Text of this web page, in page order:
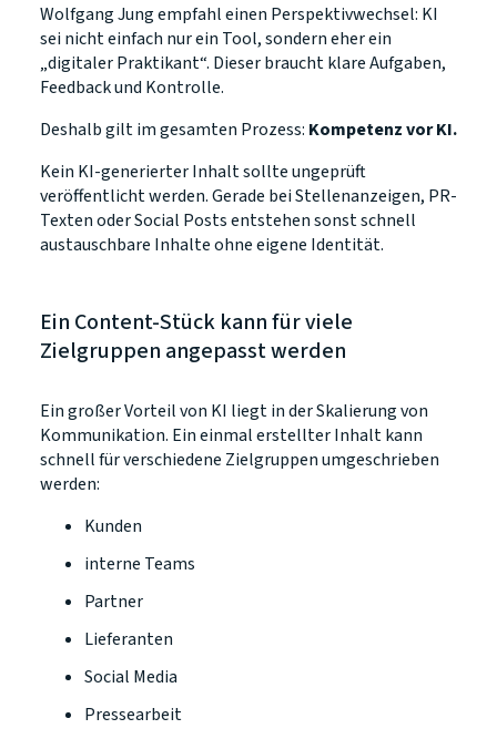
Wolfgang Jung empfahl einen Perspektivwechsel: KI
sei nicht einfach nur ein Tool, sondern eher ein
„digitaler Praktikant“. Dieser braucht klare Aufgaben,
Feedback und Kontrolle.
Deshalb gilt im gesamten Prozess: Kompetenz vor KI.
Kein KI-generierter Inhalt sollte ungeprüft
veröffentlicht werden. Gerade bei Stellenanzeigen, PR-
Texten oder Social Posts entstehen sonst schnell
austauschbare Inhalte ohne eigene Identität.
Ein Content-Stück kann für viele
Zielgruppen angepasst werden
Ein großer Vorteil von KI liegt in der Skalierung von
Kommunikation. Ein einmal erstellter Inhalt kann
schnell für verschiedene Zielgruppen umgeschrieben
werden:
Kunden
interne Teams
Partner
Lieferanten
Social Media
Pressearbeit